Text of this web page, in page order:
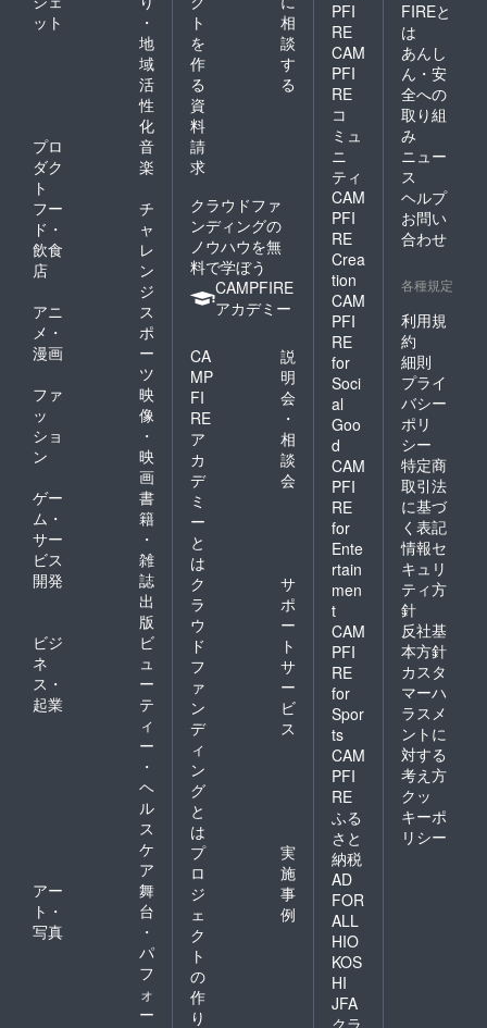
希望の
場合は
アテン
ドいた
しま
す。
2023年
5月 〜9
月
：
オー
ナー様
の畑の
除草な
どを行
す。※参
望の場
合はア
テンド
いたし
ます。
2023年
10月
頃：
オー
ナー様
の畑の
ソルガ
ムを収
穫しま
す。。※
参加ご
希望の
場合は
アテン
ドいた
しま
す。
2023年
月〜：
収穫し
たソル
ガムに
ついて
オー
ナー様
ット
・
地
域
活
性
化
プロ
ダク
ト
音
楽
フー
ド・
飲食
店
チ
ャ
レ
ン
ジ
アニ
メ・
漫画
ス
ポ
ー
ツ
ファ
ッ
ショ
ン
映
像
・
映
画
ゲー
ム・
サー
ビス
開発
書
籍
・
雑
誌
出
版
ビジ
ネ
ス・
起業
ビ
ュ
ー
テ
ィ
ー
・
ヘ
ル
ス
ケ
ア
アー
ト・
写真
舞
台
・
パ
フ
ォ
ー
ト
を
作
る
相
談
す
る
資
料
請
求
クラウドファ
ンディングの
ノウハウを無
料で学ぼう
CAMPFIRE
アカデミー
CA
MP
FI
RE
ア
カ
デ
ミ
ー
と
は
説
明
会
・
相
談
会
ク
ラ
ウ
ド
フ
ァ
ン
デ
ィ
ン
グ
と
は
サ
ポ
ー
ト
サ
ー
ビ
ス
プ
ロ
ジ
ェ
ク
ト
の
作
り
実
施
事
例
PFI
RE
CAM
PFI
RE
コ
ミュ
ニ
ティ
CAM
PFI
RE
Crea
tion
CAM
PFI
RE
for
Soci
al
Goo
d
CAM
PFI
RE
for
Ente
rtain
men
t
CAM
PFI
RE
for
Spor
ts
CAM
PFI
RE
ふる
さと
納税
AD
FOR
ALL
HIO
KOS
HI
JFA
FIREと
は
あんし
ん・安
全への
取り組
み
ニュー
ス
ヘルプ
お問い
合わせ
各種規定
利用規
約
細則
プライ
バシー
ポリ
シー
特定商
取引法
に基づ
く表記
情報セ
キュリ
ティ方
針
反社基
本方針
カスタ
マーハ
ラスメ
ントに
対する
考え方
クッ
キーポ
リシー